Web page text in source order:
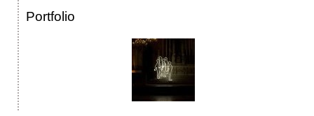
Portfolio